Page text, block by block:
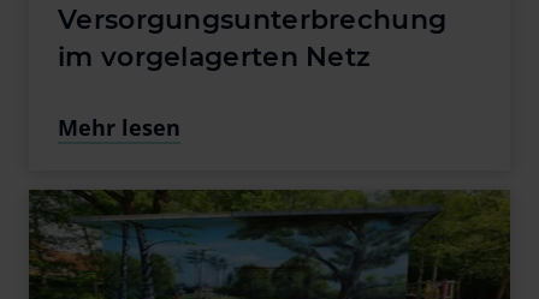
Versorgungsunterbrechung
im vorgelagerten Netz
Mehr lesen